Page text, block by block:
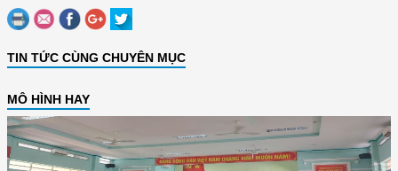
TIN TỨC CÙNG CHUYÊN MỤC
MÔ HÌNH HAY